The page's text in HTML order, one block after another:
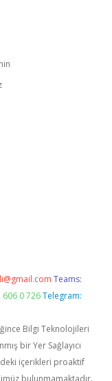
Teams:
0 726 Telegram:
Bilgi Teknolojileri
bir Yer Sağlayıcı
içerikleri proaktif
bulunmamaktadır.